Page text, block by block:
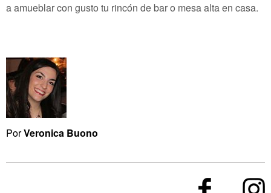
a amueblar con gusto tu rincón de bar o mesa alta en casa.
PorVeronica Buono